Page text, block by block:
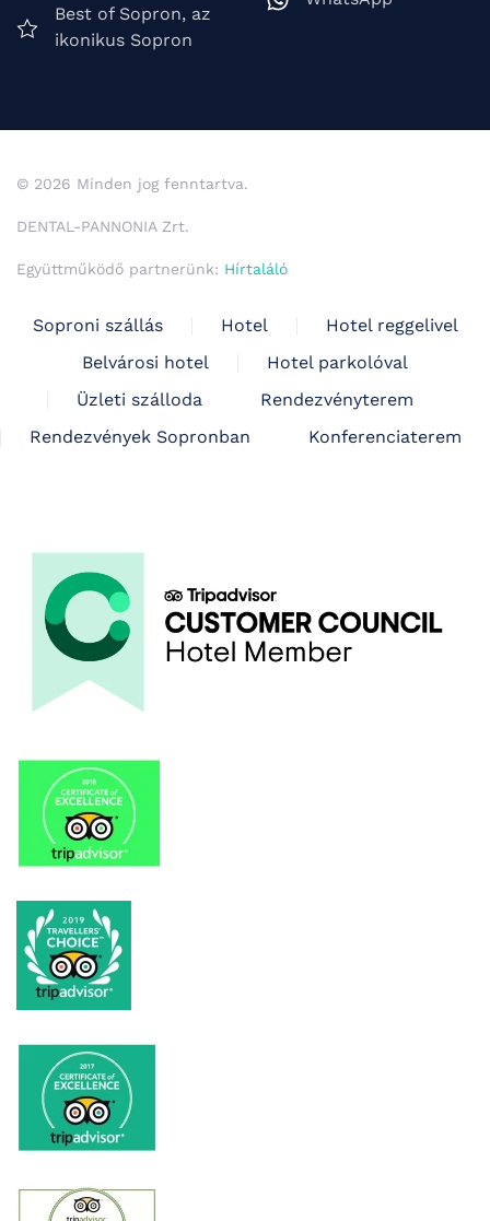
Best of Sopron, az
ikonikus Sopron
© 2026 Minden jog fenntartva.
DENTAL-PANNONIA Zrt.
Együttműködő partnerünk: Hírtaláló
Soproni szállás Hotel
Hotel reggelivel
Belvárosi hotel
Hotel parkolóval
Üzleti szálloda
Rendezvényterem
Rendezvények Sopronban
Konferenciaterem